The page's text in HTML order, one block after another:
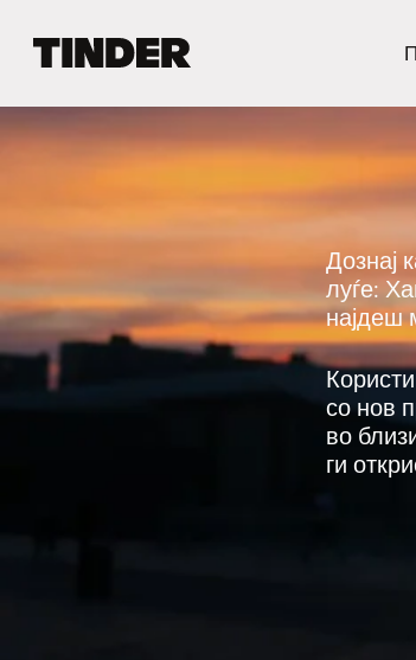
e
Дознај
луѓе:
најдеш
со нов
во
ги